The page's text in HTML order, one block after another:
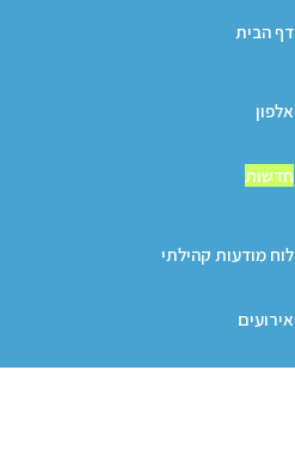
אלפון
לוח מודעות קהילתי
דף הבית
חדשות
אירועים